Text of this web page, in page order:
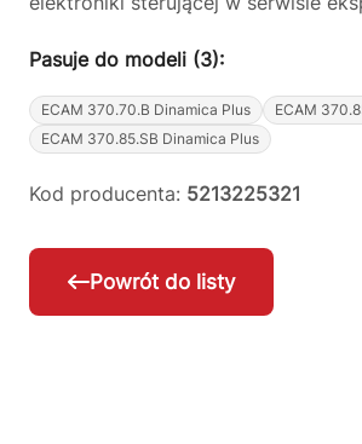
Pasuje do modeli (3):
ECAM 370.70.B Dinamica Plus
ECAM
ECAM 370.85.SB Dinamica Plus
Kod producenta: 5213225321
Powrót do listy